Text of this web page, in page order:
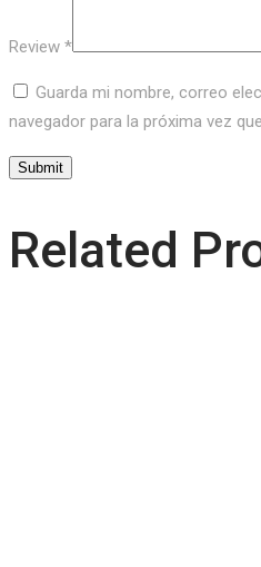
Review *
Guarda mi nombre, correo
navegador para la próxima vez
Related